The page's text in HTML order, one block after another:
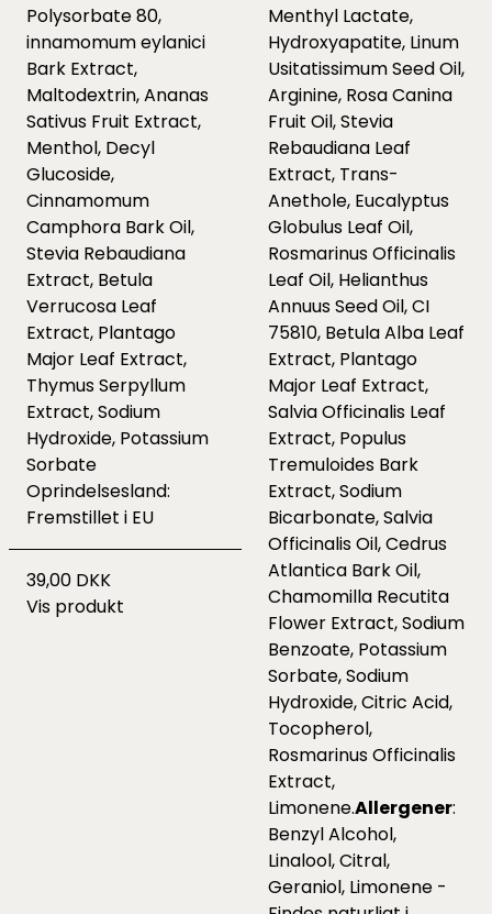
Polysorbate 80,
innamomum eylanici
Bark Extract,
Maltodextrin, Ananas
Sativus Fruit Extract,
Menthol, Decyl
Glucoside,
Cinnamomum
Camphora Bark Oil,
Stevia Rebaudiana
Extract, Betula
Verrucosa Leaf
Extract, Plantago
Major Leaf Extract,
Thymus Serpyllum
Extract, Sodium
Hydroxide, Potassium
Sorbate
Oprindelsesland:
Fremstillet i EU
39,00 DKK
Vis produkt
Menthyl Lactate,
Hydroxyapatite, Linum
Usitatissimum Seed Oil,
Arginine, Rosa Canina
Fruit Oil, Stevia
Rebaudiana Leaf
Extract, Trans-
Anethole, Eucalyptus
Globulus Leaf Oil,
Rosmarinus Officinalis
Leaf Oil, Helianthus
Annuus Seed Oil, CI
75810, Betula Alba Leaf
Extract, Plantago
Major Leaf Extract,
Salvia Officinalis Leaf
Extract, Populus
Tremuloides Bark
Extract, Sodium
Bicarbonate, Salvia
Officinalis Oil, Cedrus
Atlantica Bark Oil,
Chamomilla Recutita
Flower Extract, Sodium
Benzoate, Potassium
Sorbate, Sodium
Hydroxide, Citric Acid,
Tocopherol,
Rosmarinus Officinalis
Extract,
Limonene.Allergener:
Benzyl Alcohol,
Linalool, Citral,
Geraniol, Limonene -